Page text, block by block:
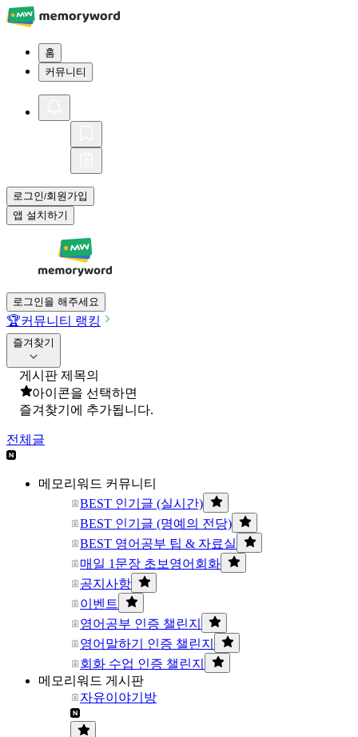
홈
커뮤니티
로그인/회원가입
앱 설치하기
로그인을 해주세요
🏆커뮤니티 랭킹
즐겨찾기
게시판 제목의
아이콘을 선택하면
즐겨찾기에 추가됩니다.
전체글
메모리워드 커뮤니티
BEST 인기글 (실시간)
BEST 인기글 (명예의 전당)
BEST 영어공부 팁 & 자료실
매일 1문장 초보영어회화
공지사항
이벤트
영어공부 인증 챌린지
영어말하기 인증 챌린지
회화 수업 인증 챌린지
메모리워드 게시판
자유이야기방